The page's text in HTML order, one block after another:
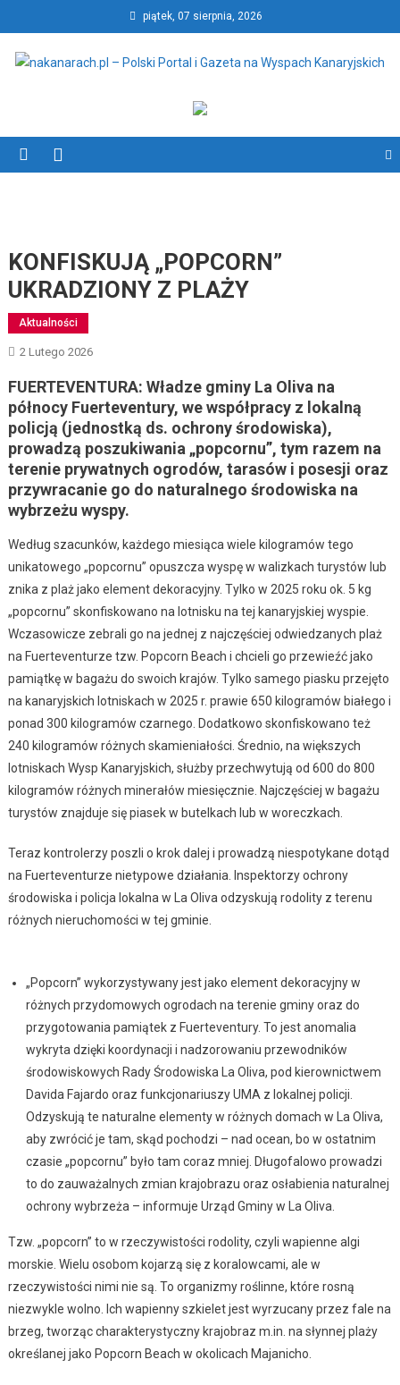
to
content
piątek, 07 sierpnia, 2026
nakanarach.pl – Polski Portal
i Gazeta na Wyspach
Kanaryjskich
KONFISKUJĄ „POPCORN”
UKRADZIONY Z PLAŻY
Aktualności
2 Lutego 2026
FUERTEVENTURA: Władze gminy La Oliva na
północy Fuerteventury, we współpracy z lokalną
policją (jednostką ds. ochrony środowiska),
prowadzą poszukiwania „popcornu”, tym razem na
terenie prywatnych ogrodów, tarasów i posesji oraz
przywracanie go do naturalnego środowiska na
wybrzeżu wyspy.
Według szacunków, każdego miesiąca wiele kilogramów tego
unikatowego „popcornu” opuszcza wyspę w walizkach turystów lub
znika z plaż jako element dekoracyjny. Tylko w 2025 roku ok. 5 kg
„popcornu” skonfiskowano na lotnisku na tej kanaryjskiej wyspie.
Wczasowicze zebrali go na jednej z najczęściej odwiedzanych plaż
na Fuerteventurze tzw. Popcorn Beach i chcieli go przewieźć jako
pamiątkę w bagażu do swoich krajów. Tylko samego piasku przejęto
na kanaryjskich lotniskach w 2025 r. prawie 650 kilogramów białego i
ponad 300 kilogramów czarnego. Dodatkowo skonfiskowano też
240 kilogramów różnych skamieniałości. Średnio, na większych
lotniskach Wysp Kanaryjskich, służby przechwytują od 600 do 800
kilogramów różnych minerałów miesięcznie. Najczęściej w bagażu
turystów znajduje się piasek w butelkach lub w woreczkach.
Teraz kontrolerzy poszli o krok dalej i prowadzą niespotykane dotąd
na Fuerteventurze nietypowe działania. Inspektorzy ochrony
środowiska i policja lokalna w La Oliva odzyskują rodolity z terenu
różnych nieruchomości w tej gminie.
„Popcorn” wykorzystywany jest jako element dekoracyjny w
różnych przydomowych ogrodach na terenie gminy oraz do
przygotowania pamiątek z Fuerteventury. To jest anomalia
wykryta dzięki koordynacji i nadzorowaniu przewodników
środowiskowych Rady Środowiska La Oliva, pod kierownictwem
Davida Fajardo oraz funkcjonariuszy UMA z lokalnej policji.
Odzyskują te naturalne elementy w różnych domach w La Oliva,
aby zwrócić je tam, skąd pochodzi – nad ocean, bo w ostatnim
czasie „popcornu” było tam coraz mniej. Długofalowo prowadzi
to do zauważalnych zmian krajobrazu oraz osłabienia naturalnej
ochrony wybrzeża – informuje Urząd Gminy w La Oliva.
Tzw. „popcorn” to w rzeczywistości rodolity, czyli wapienne algi
morskie. Wielu osobom kojarzą się z koralowcami, ale w
rzeczywistości nimi nie są. To organizmy roślinne, które rosną
niezwykle wolno. Ich wapienny szkielet jest wyrzucany przez fale na
brzeg, tworząc charakterystyczny krajobraz m.in. na słynnej plaży
określanej jako Popcorn Beach w okolicach Majanicho.